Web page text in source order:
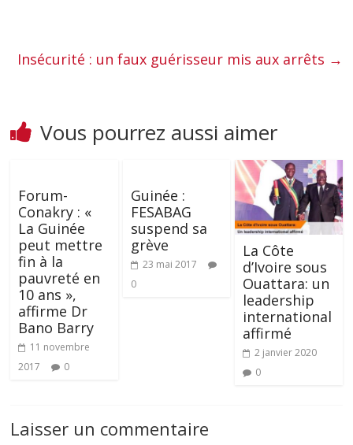
Insécurité : un faux guérisseur mis aux arrêts →
Vous pourrez aussi aimer
Forum-
Conakry : «
La Guinée
peut mettre
fin à la
pauvreté en
10 ans »,
affirme Dr
Bano Barry
11 novembre
2017
0
Guinée :
FESABAG
suspend sa
grève
23 mai 2017
0
La Côte
d’Ivoire sous
Ouattara: un
leadership
international
affirmé
2 janvier 2020
0
Laisser un commentaire